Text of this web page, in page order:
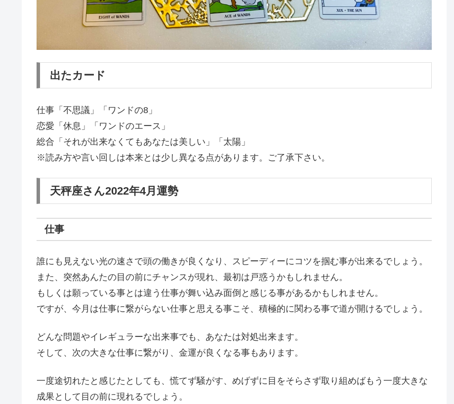
出たカード
仕事「不思議」「ワンドの8」
恋愛「休息」「ワンドのエース」
総合「それが出来なくてもあなたは美しい」「太陽」
※読み方や言い回しは本来とは少し異なる点があります。ご了承下さい。
天秤座さん2022年4月運勢
仕事
誰にも見えない光の速さで頭の働きが良くなり、スピーディーにコツを掴む事が出来るでしょう。
また、突然あんたの目の前にチャンスが現れ、最初は戸惑うかもしれません。
もしくは願っている事とは違う仕事が舞い込み面倒と感じる事があるかもしれません。
ですが、今月は仕事に繋がらない仕事と思える事こそ、積極的に関わる事で道が開けるでしょう。
どんな問題やイレギュラーな出来事でも、あなたは対処出来ます。
そして、次の大きな仕事に繋がり、金運が良くなる事もあります。
一度途切れたと感じたとしても、慌てず騒がす、めげずに目をそらさず取り組めばもう一度大きな
成果として目の前に現れるでしょう。